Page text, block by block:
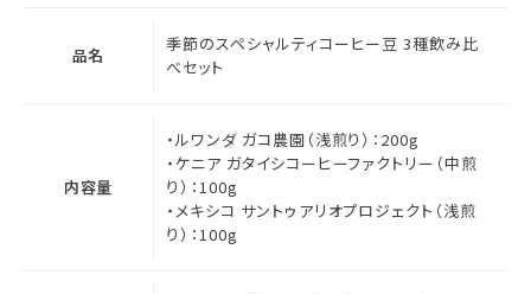
品名
季節のスペシャルティコーヒー豆 3種飲み比
べセット
内容量
・ルワンダ ガコ農園（浅煎り）：200g
・ケニア ガタイシコーヒーファクトリー（中煎
り）：100g
・メキシコ サントゥアリオプロジェクト（浅煎
り）：100g